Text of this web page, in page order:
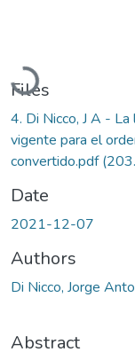
Files
4. Di Nicco, J A -
vigente para el
convertido.pdf
Date
2021-12-07
Authors
Di Nicco, Jorge
Abstract